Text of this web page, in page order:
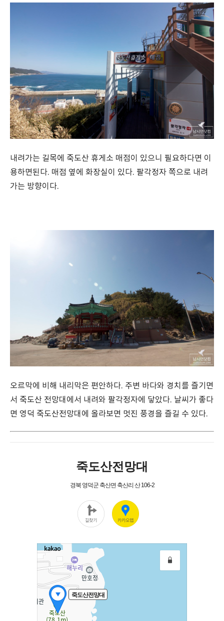
내려가는 길목에 죽도산 휴게소 매점이 있으니 필요하다면 이
용하면된다. 매점 옆에 화장실이 있다. 팔각정자 쪽으로 내려
가는 방향이다.
오르막에 비해 내리막은 편안하다. 주변 바다와 경치를 즐기면
서 죽도산 전망대에서 내려와 팔각정자에 닿았다. 날씨가 좋다
면 영덕 죽도산전망대에 올라보면 멋진 풍경을 즐길 수 있다.